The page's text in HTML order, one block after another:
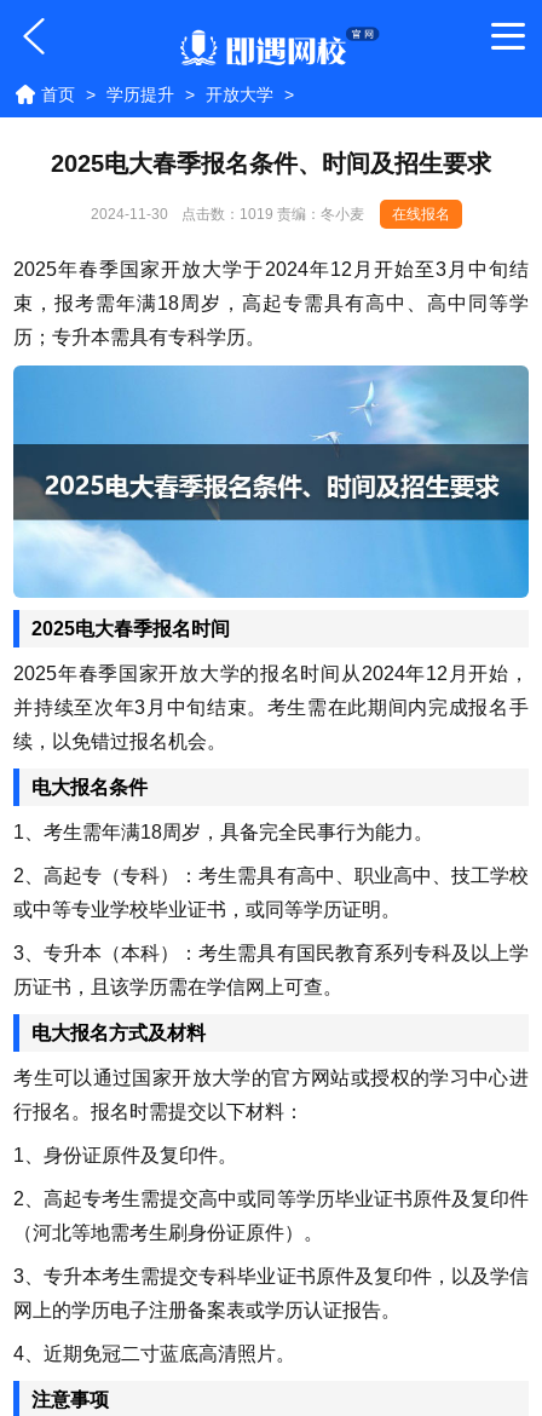
首页 > 学历提升 > 开放大学 >
2025电大春季报名条件、时间及招生要求
2024-11-30 点击数： 1019 责编：冬小麦 在线报名
2025年春季国家开放大学于2024年12月开始至3月中旬结
束，报考需年满18周岁，高起专需具有高中、高中同等学
历；专升本需具有专科学历。
2025电大春季报名时间
2025年春季国家开放大学的报名时间从2024年12月开始，
并持续至次年3月中旬结束。考生需在此期间内完成报名手
续，以免错过报名机会。
电大报名条件
1、考生需年满18周岁，具备完全民事行为能力。
2、高起专（专科）：考生需具有高中、职业高中、技工学校
或中等专业学校毕业证书，或同等学历证明。
3、专升本（本科）：考生需具有国民教育系列专科及以上学
历证书，且该学历需在学信网上可查。
电大报名方式及材料
考生可以通过国家开放大学的官方网站或授权的学习中心进
行报名。报名时需提交以下材料：
1、身份证原件及复印件。
2、高起专考生需提交高中或同等学历毕业证书原件及复印件
（河北等地需考生刷身份证原件）。
3、专升本考生需提交专科毕业证书原件及复印件，以及学信
网上的学历电子注册备案表或学历认证报告。
4、近期免冠二寸蓝底高清照片。
注意事项